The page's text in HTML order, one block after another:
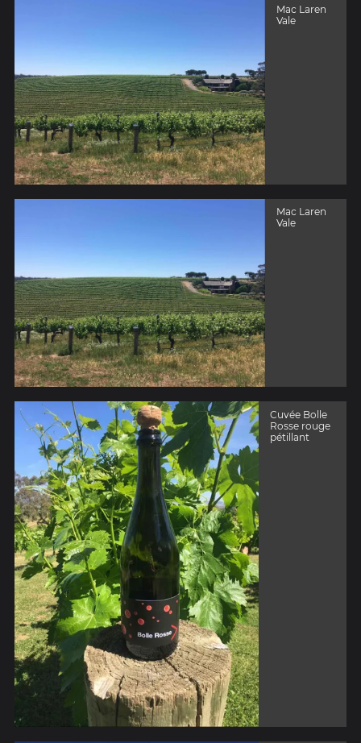
Mac Laren
Vale
Mac Laren
Vale
Cuvée Bolle
Rosse rouge
pétillant